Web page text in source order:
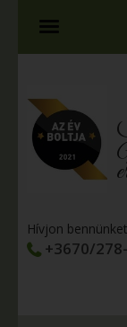
Hívjon bennünket
+3670/